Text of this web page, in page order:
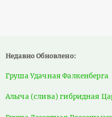
Недавно Обновлено:
Груша Удачная Фалкенберга
Алыча (слива) гибридная